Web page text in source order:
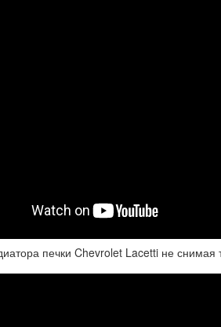
печки Chevrolet Lacetti не снимая